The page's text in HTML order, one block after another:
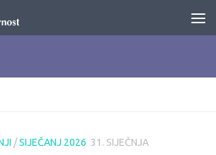
/SIJEČANJ 2026 31. SIJEČNJA